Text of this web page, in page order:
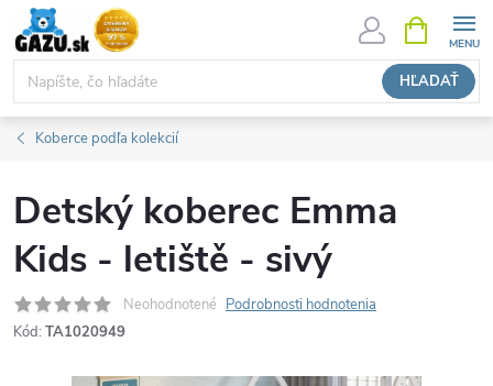
Prejsť
na
obsah
HĽADAŤ
KOŠÍK
Koberce podľa kolekcií
Detský koberec Emma
Kids - letiště - sivý
Neohodnotené Podrobnosti hodnotenia
Kód: TA1020949